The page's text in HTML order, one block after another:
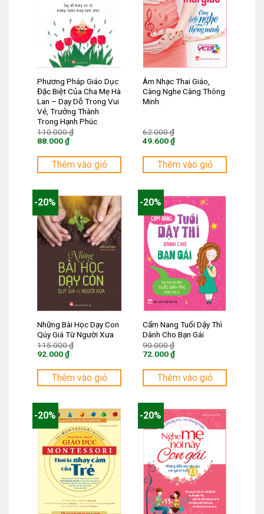
Phương Pháp Giáo Dục
Đặc Biệt Của Cha Mẹ Hà
Lan – Dạy Dỗ Trong Vui
Vẻ, Trưởng Thành
Trong Hạnh Phúc
110.000₫
110.000 ₫.
88.000₫
hiện
là:
Thêm vào giỏ
Âm Nhạc Thai Giáo,
Càng Nghe Càng Thông
Minh.
62.000₫
62.000 ₫.
49.600₫
hiện
là:
Thêm vào giỏ
-20%
Những Bài Học Dạy Con
Qúy Giá Từ Người Xưa
115.000₫
115.000 ₫.
92.000₫
hiện
là:
Thêm vào giỏ
-20%
Cẩm Nang Tuổi Dậy Thì
Dành Cho Bạn Gái
90.000₫
90.000 ₫.
72.000₫
hiện
là:
Thêm vào giỏ
-20% -20%